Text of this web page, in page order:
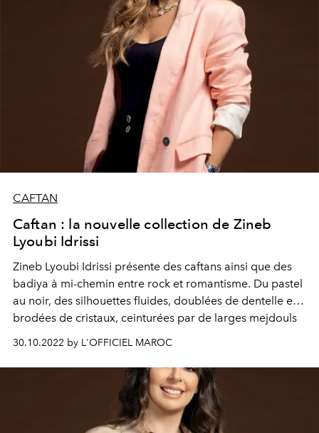
CAFTAN
Caftan : la nouvelle collection de Zineb
Lyoubi Idrissi
Zineb Lyoubi Idrissi présente des caftans ainsi que des
badiya à mi-chemin entre rock et romantisme. Du pastel
au noir, des silhouettes fluides, doublées de dentelle et
brodées de cristaux, ceinturées par de larges mejdouls
en cuir clouté fini de passementerie.
30.10.2022 by L'OFFICIEL MAROC